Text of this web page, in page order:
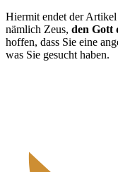
Hiermit endet der Artikel
nämlich Zeus, den Gott
hoffen, dass Sie eine
was Sie gesucht haben.